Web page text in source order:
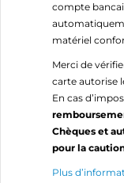
compte
matériel
Merci de
carte autorise
En cas
Chèques et
pour la
Plus